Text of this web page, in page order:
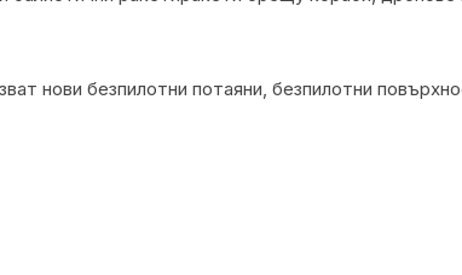
нови безпилотни потаяни, безпилотни